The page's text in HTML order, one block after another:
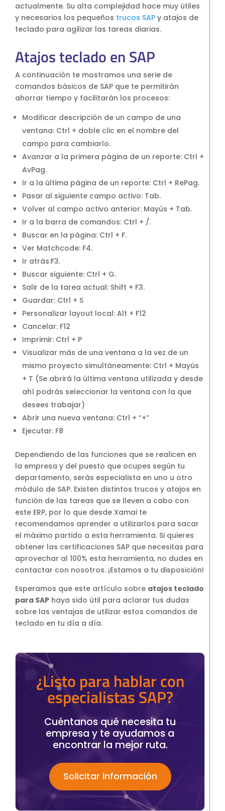
actualmente. Su alta complejidad hace muy útiles
y necesarios los pequeños trucos SAP y atajos de
teclado para agilizar las tareas diarias.
Atajos teclado en SAP
A continuación te mostramos una serie de
comandos básicos de SAP que te permitirán
ahorrar tiempo y facilitarán los procesos:
Modificar descripción de un campo de una
ventana: Ctrl + doble clic en el nombre del
campo para cambiarlo.
Avanzar a la primera página de un reporte: Ctrl +
AvPag.
Ir a la última página de un reporte: Ctrl + RePag.
Pasar al siguiente campo activo: Tab.
Volver al campo activo anterior: Mayús + Tab.
Ir a la barra de comandos: Ctrl + /.
Buscar en la página: Ctrl + F.
Ver Matchcode: F4.
Ir atrás:F3.
Buscar siguiente: Ctrl + G.
Salir de la tarea actual: Shift + F3.
Guardar: Ctrl + S
Personalizar layout local: Alt + F12
Cancelar: F12
Imprimir: Ctrl + P
Visualizar más de una ventana a la vez de un
mismo proyecto simultáneamente: Ctrl + Mayús
+ T (Se abrirá la última ventana utilizada y desde
ahí podrás seleccionar la ventana con la que
desees trabajar)
Abrir una nueva ventana: Ctrl + “+”
Ejecutar: F8
Dependiendo de las funciones que se realicen en
la empresa y del puesto que ocupes según tu
departamento, serás especialista en uno u otro
módulo de SAP. Existen distintos trucos y atajos en
función de las tareas que se lleven a cabo con
este ERP, por lo que desde Xamai te
recomendamos aprender a utilizarlos para sacar
el máximo partido a esta herramienta. Si quieres
obtener las certificaciones SAP que necesitas para
aprovechar al 100% esta herramienta, no dudes en
contactar con nosotros. ¡Estamos a tu disposición!
Esperamos que este artículo sobre atajos teclado
para SAP haya sido útil para aclarar tus dudas
sobre las ventajas de utilizar estos comandos de
teclado en tu día a día.
¿Listo para hablar con
especialistas SAP?
Cuéntanos qué necesita tu
empresa y te ayudamos a
encontrar la mejor ruta.
Solicitar información